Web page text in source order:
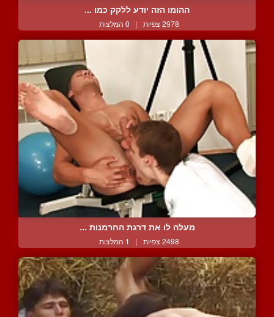
ההומו הזה יודע ללקק כמו ...
2978 צפיות | 0 המלצות
מעלה לו את דרגת החרמנות ...
2498 צפיות | 1 המלצות